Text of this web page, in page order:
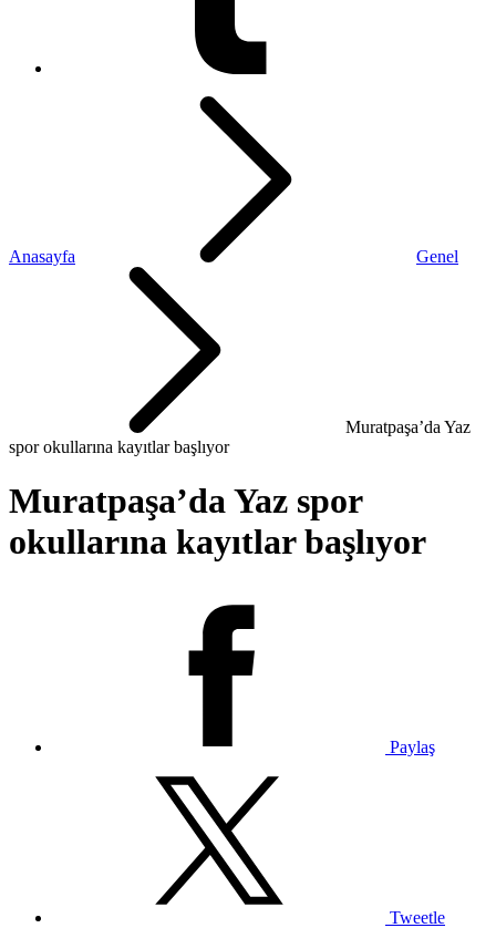
Anasayfa Genel
Muratpaşa’da Yaz
spor okullarına kayıtlar başlıyor
Muratpaşa’da Yaz spor
okullarına kayıtlar başlıyor
Paylaş
Tweetle